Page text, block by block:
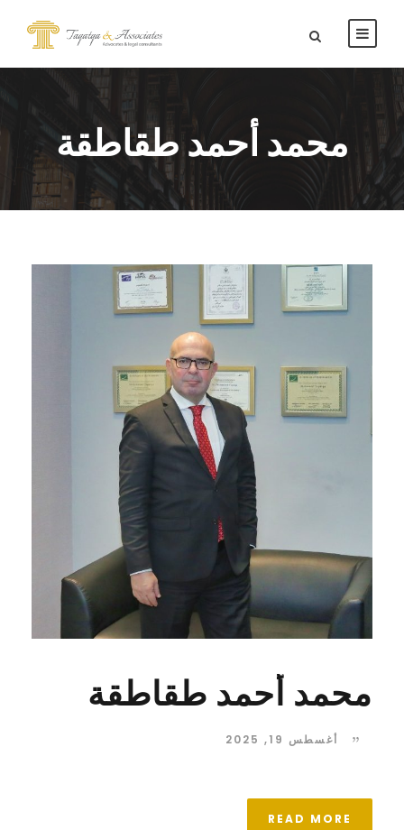
محمد أحمد طقاطقة
محمد أحمد طقاطقة
أغسطس 19, 2025
READ MORE